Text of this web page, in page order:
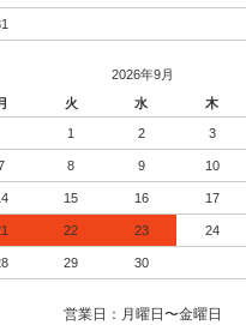
2026年9月
火 水 木
1 2 3
8 9 10
15 16 17
22 23 24
29 30
営業日：月曜日〜金曜日